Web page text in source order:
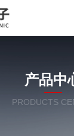
产品中
PRODUCTS